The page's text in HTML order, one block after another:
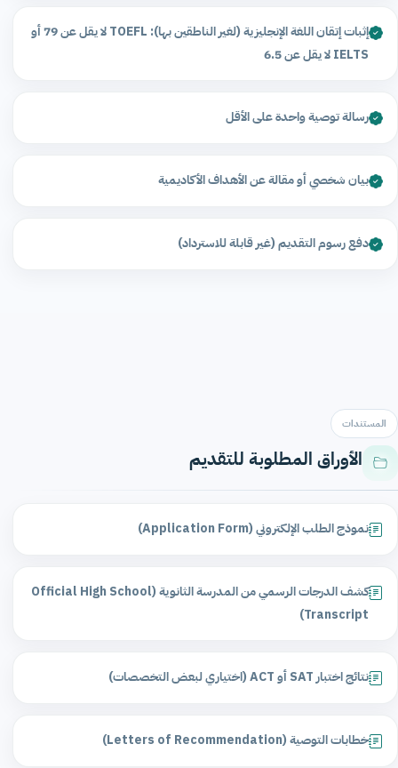
إثبات إتقان اللغة الإنجليزية (لغير الناطقين بها): TOEFL لا يقل عن 79 أو
IELTS لا يقل عن 6.5
رسالة توصية واحدة على الأقل
بيان شخصي أو مقالة عن الأهداف الأكاديمية
دفع رسوم التقديم (غير قابلة للاسترداد)
المستندات
الأوراق المطلوبة للتقديم
نموذج الطلب الإلكتروني (Application Form)
كشف الدرجات الرسمي من المدرسة الثانوية (Official High School
Transcript)
نتائج اختبار SAT أو ACT (اختياري لبعض التخصصات)
خطابات التوصية (Letters of Recommendation)